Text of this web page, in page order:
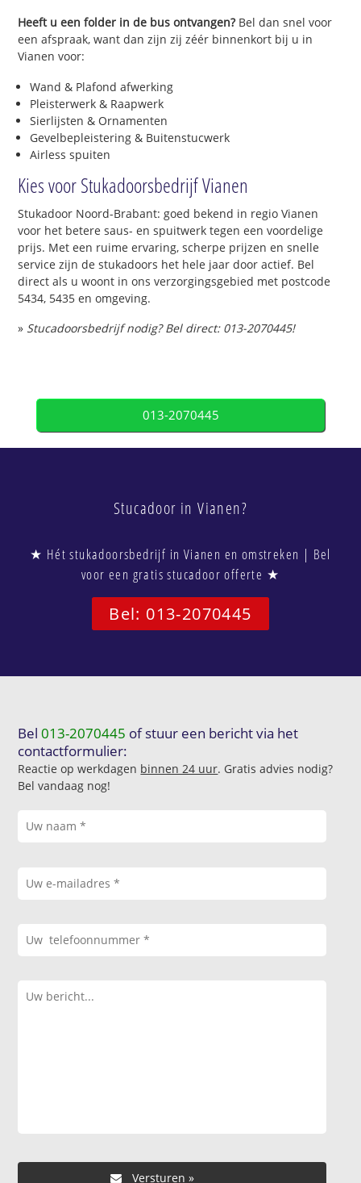
Heeft u een folder in de bus ontvangen?Bel dan snel voor
een afspraak, want dan zijn zij zéér binnenkort bij u in
Vianen voor:
Wand & Plafond afwerking
Pleisterwerk & Raapwerk
Sierlijsten & Ornamenten
Gevelbepleistering & Buitenstucwerk
Airless spuiten
Kies voor Stukadoorsbedrijf Vianen
Stukadoor Noord-Brabant: goed bekend in regio Vianen
voor het betere saus- en spuitwerk tegen een voordelige
prijs. Met een ruime ervaring, scherpe prijzen en snelle
service zijn de stukadoors het hele jaar door actief. Bel
direct als u woont in ons verzorgingsgebied met postcode
5434, 5435 en omgeving.
» Stucadoorsbedrijf nodig? Bel direct: 013-2070445!
013-2070445
Stucadoor in Vianen?
★ Hét stukadoorsbedrijf in Vianen en omstreken | Bel
voor een gratis stucadoor offerte ★
Bel: 013-2070445
Bel013-2070445 of stuur een bericht via het
contactformulier:
Reactie op werkdagen binnen 24 uur. Gratis advies nodig?
Bel vandaag nog!